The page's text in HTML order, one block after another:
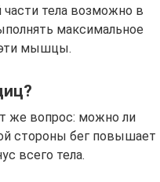
части тела возможно в
максимальное
эти мышцы.
же вопрос: можно ли
стороны бег повышает
всего тела.